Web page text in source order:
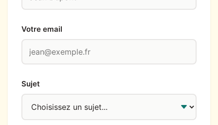
Votre email
Sujet